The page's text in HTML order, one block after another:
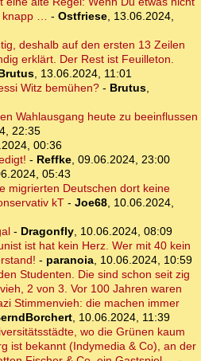
knapp … - Ostfriese, 13.06.2024,
deshalb auf den ersten 13 Zeilen
erklärt. Der Rest ist Feuilleton.
, 13.06.2024, 11:01
Witz bemühen?- Brutus,
Wahlausgang heute zu beeinflussen
22:35
00:36
- Reffke, 09.06.2024, 23:00
05:43
migrierten Deutschen dort keine
kT - Joe68, 10.06.2024,
- Dragonfly, 10.06.2024, 08:09
ist hat kein Herz. Wer mit 40 kein
- paranoia, 10.06.2024, 10:59
Studenten. Die sind schon seit zig
2 von 3. Vor 100 Jahren waren
Stimmenvieh: die machen immer
, 10.06.2024, 11:39
wo die Grünen kaum
ist bekannt (Indymedia & Co), an der